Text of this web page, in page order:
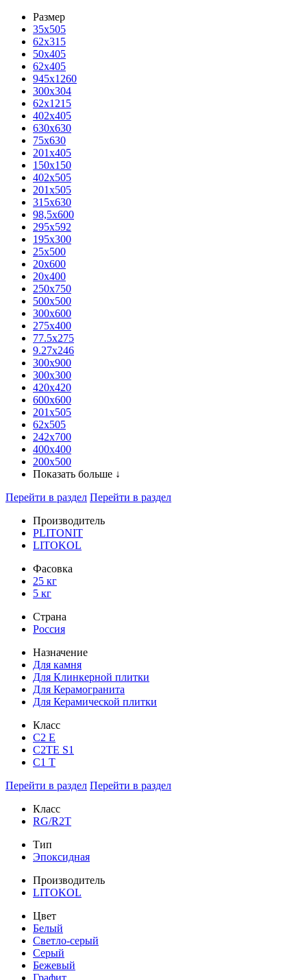
Размер
35х505
62x315
50x405
62х405
945x1260
300x304
62x1215
402x405
630x630
75x630
201x405
150x150
402x505
201x505
315x630
98,5х600
295x592
195х300
25x500
20х600
20х400
250x750
500x500
300x600
275x400
77.5х275
9.27x246
300x900
300x300
420х420
600х600
201х505
62х505
242х700
400х400
200х500
Показать больше ↓
Перейти в раздел Перейти в раздел
Производитель
PLITONIT
LITOKOL
Фасовка
25 кг
5 кг
Страна
Россия
Назначение
Для камня
Для Клинкерной плитки
Для Керамогранита
Для Керамической плитки
Класс
С2 Е
C2TE S1
C1 T
Перейти в раздел Перейти в раздел
Класс
RG/R2T
Тип
Эпоксидная
Производитель
LITOKOL
Цвет
Белый
Светло-серый
Серый
Бежевый
Графит